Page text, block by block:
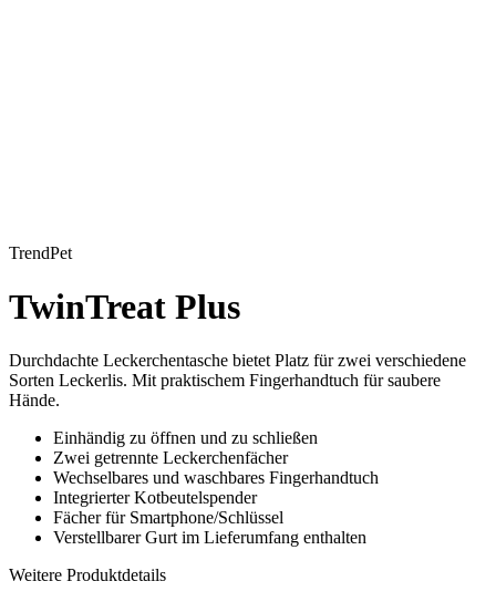
TrendPet
TwinTreat Plus
Durchdachte Leckerchentasche bietet Platz für zwei verschiedene
Sorten Leckerlis. Mit praktischem Fingerhandtuch für saubere
Hände.
Einhändig zu öffnen und zu schließen
Zwei getrennte Leckerchenfächer
Wechselbares und waschbares Fingerhandtuch
Integrierter Kotbeutelspender
Fächer für Smartphone/Schlüssel
Verstellbarer Gurt im Lieferumfang enthalten
Weitere Produktdetails